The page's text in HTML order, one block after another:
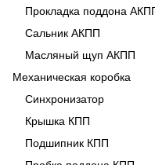
Прокладка поддона
Сальник АКПП
Масляный щуп АКПП
Механическая коробка
Синхронизатор
Крышка КПП
Подшипник КПП